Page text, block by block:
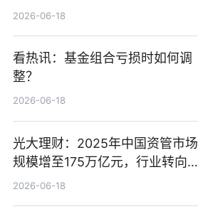
络传输时延_最资讯
2026-06-18
看热讯：基金组合亏损时如何调
整？
2026-06-18
光大理财：2025年中国资管市场
规模增至175万亿元，行业转向
“量质并重”
2026-06-18